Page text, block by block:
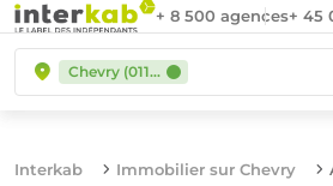
+ 8 500 agences+ 45
Chevry (01170)
Interkab Immobilier sur Chevry